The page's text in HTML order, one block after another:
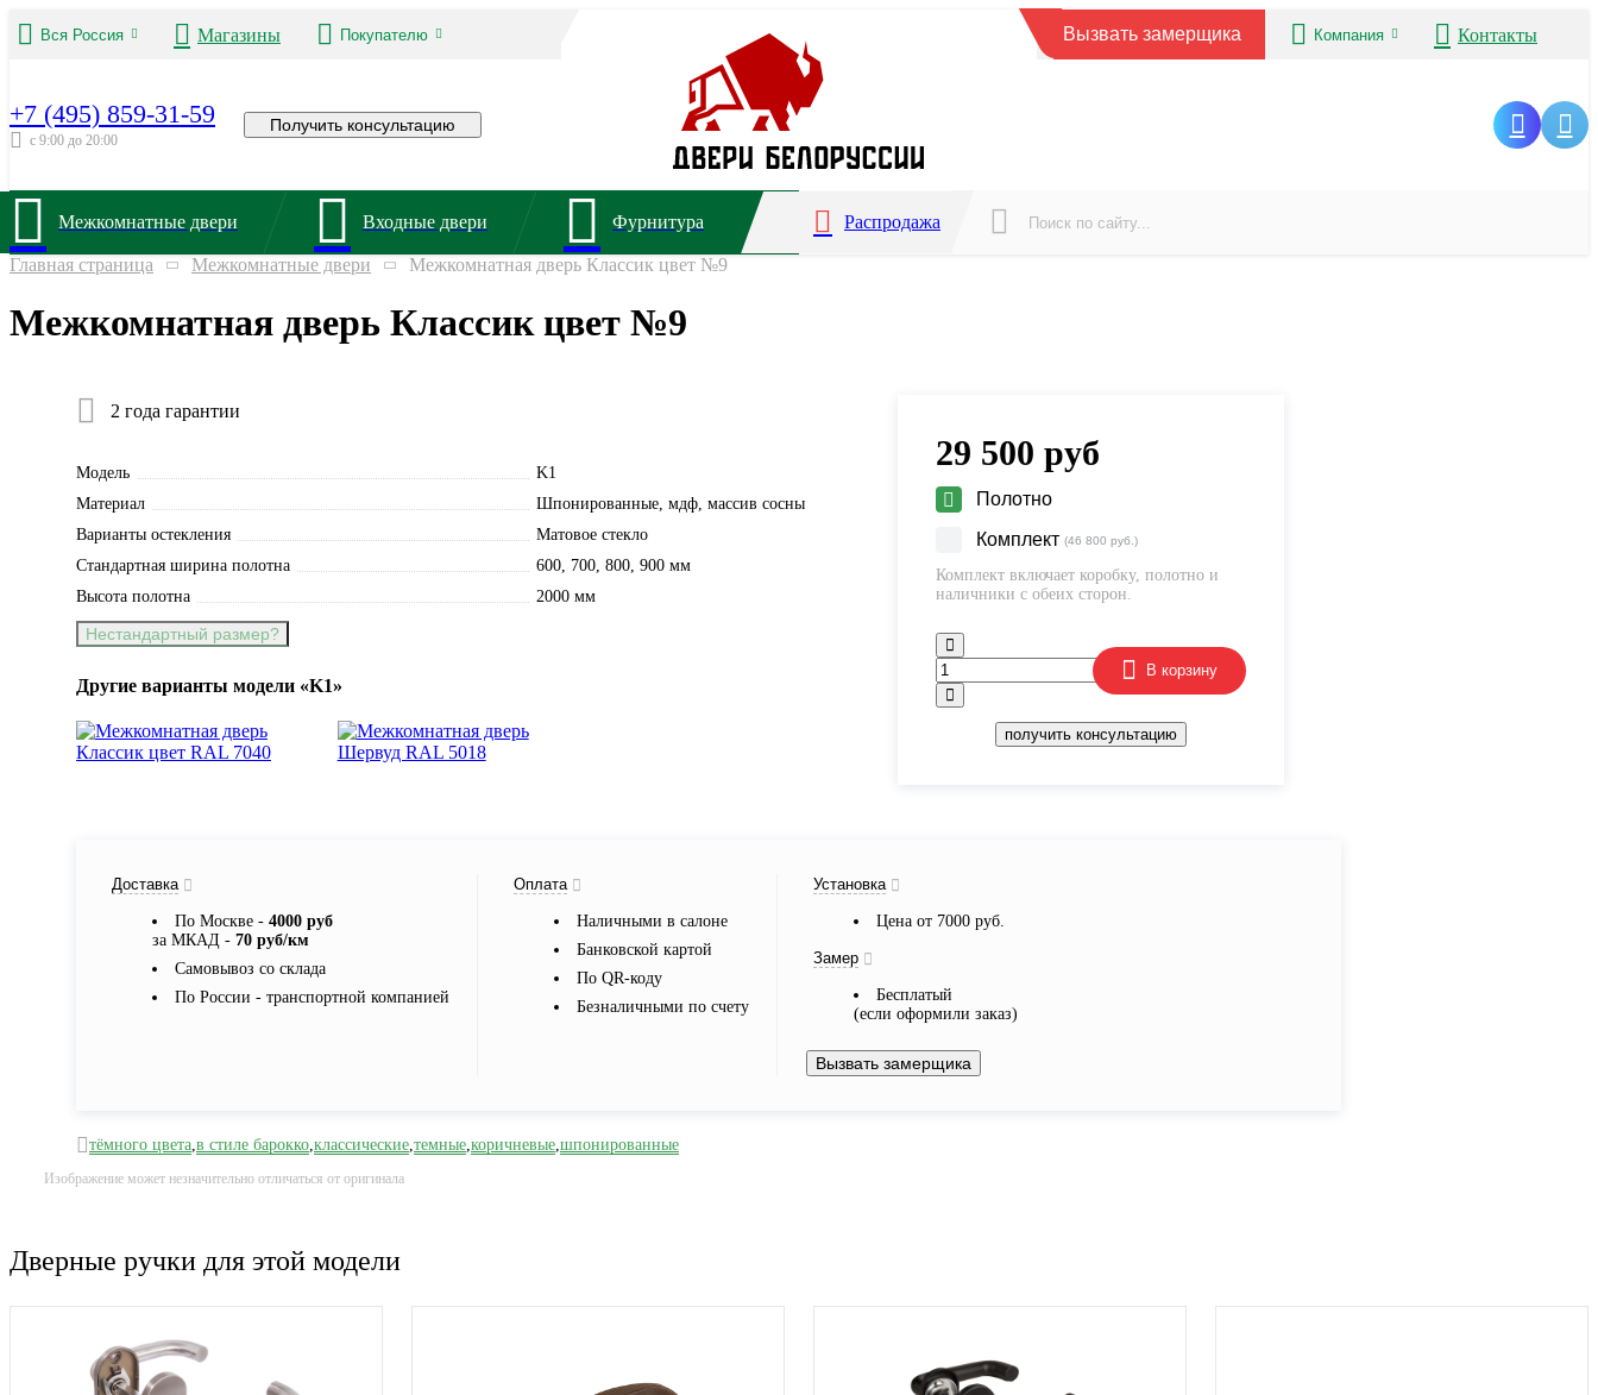
Вся Россия Магазины Покупателю Вызвать замерщика Компания Контакты
+7 (495) 859-31-59
с 9:00 до 20:00
Получить консультацию
Межкомнатные двери Входные двери Фурнитура Распродажа
Главная страница Межкомнатные двери Межкомнатная дверь Классик цвет №9
Межкомнатная дверь Классик цвет №9
2 года гарантии
Модель
K1
Материал
Шпонированные, мдф, массив сосны
Варианты остекления
Матовое стекло
Стандартная ширина полотна
600, 700, 800, 900 мм
Высота полотна
2000 мм
Нестандартный размер?
Другие варианты модели «K1»
29 500 руб
Полотно
Комплект (46 800 руб.)
Комплект включает коробку, полотно и
наличники с обеих сторон.
В корзину
получить консультацию
Доставка
По Москве - 4000 руб
за МКАД - 70 руб/км
Самовывоз со склада
По России - транспортной компанией
Оплата
Наличными в салоне
Банковской картой
По QR-коду
Безналичными по счету
Установка
Цена от 7000 руб.
Замер
Бесплатый
(если оформили заказ)
Вызвать замерщика
тёмного цвета,в стиле барокко,классические,темные,коричневые,шпонированные
Изображение может незначительно отличаться от оригинала
Дверные ручки для этой модели